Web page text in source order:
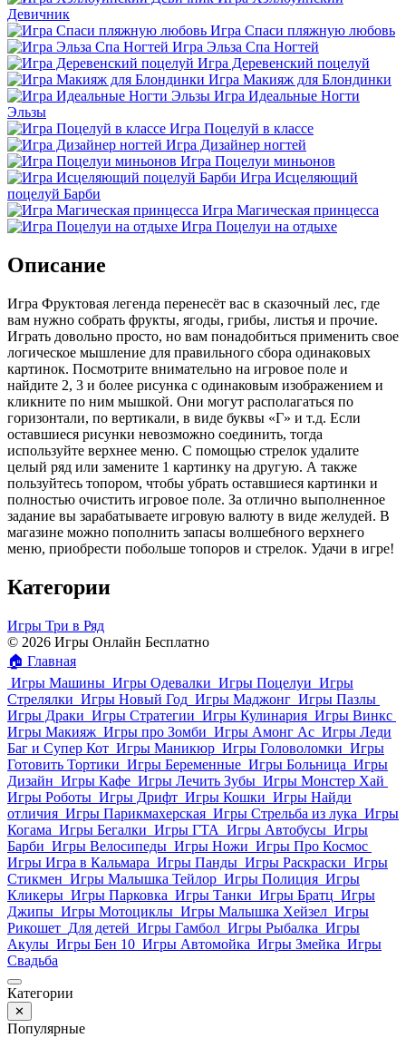
Девичник
Игра Спаси пляжную любовь
Игра Эльза Спа Ногтей
Игра Деревенский поцелуй
Игра Макияж для Блондинки
Игра Идеальные Ногти
Эльзы
Игра Поцелуй в классе
Игра Дизайнер ногтей
Игра Поцелуи миньонов
Игра Исцеляющий
поцелуй Барби
Игра Магическая принцесса
Игра Поцелуи на отдыхе
Описание
Игра Фруктовая легенда перенесёт вас в сказочный лес, где
вам нужно собрать фрукты, ягоды, грибы, листья и прочие.
Играть довольно просто, но вам понадобиться применить свое
логическое мышление для правильного сбора одинаковых
картинок. Посмотрите внимательно на игровое поле и
найдите 2, 3 и более рисунка с одинаковым изображением и
кликните по ним мышкой. Они могут располагаться по
горизонтали, по вертикали, в виде буквы «Г» и т.д. Если
оставшиеся рисунки невозможно соединить, тогда
используйте верхнее меню. С помощью стрелок удалите
целый ряд или замените 1 картинку на другую. А также
пользуйтесь топором, чтобы убрать оставшиеся картинки и
полностью очистить игровое поле. За отлично выполненное
задание вы зарабатываете игровую валюту в виде желудей. В
магазине можно пополнить запасы волшебного верхнего
меню, приобрести побольше топоров и стрелок. Удачи в игре!
Категории
Игры Три в Ряд
© 2026 Игры Онлайн Бесплатно
🏠 Главная
Игры Машины Игры Одевалки Игры Поцелуи Игры
Стрелялки Игры Новый Год Игры Маджонг Игры Пазлы
Игры Драки Игры Стратегии Игры Кулинария Игры Винкс
Игры Макияж Игры про Зомби Игры Амонг Ас Игры Леди
Баг и Супер Кот Игры Маникюр Игры Головоломки Игры
Готовить Тортики Игры Беременные Игры Больница Игры
Дизайн Игры Кафе Игры Лечить Зубы Игры Монстер Хай
Игры Роботы Игры Дрифт Игры Кошки Игры Найди
отличия Игры Парикмахерская Игры Стрельба из лука Игры
Когама Игры Бегалки Игры ГТА Игры Автобусы Игры
Барби Игры Велосипеды Игры Ножи Игры Про Космос
Игры Игра в Кальмара Игры Панды Игры Раскраски Игры
Стикмен Игры Малышка Тейлор Игры Полиция Игры
Кликеры Игры Парковка Игры Танки Игры Братц Игры
Джипы Игры Мотоциклы Игры Малышка Хейзел Игры
Рикошет Для детей Игры Гамбол Игры Рыбалка Игры
Акулы Игры Бен 10 Игры Автомойка Игры Змейка Игры
Свадьба
Категории
✕
Популярные